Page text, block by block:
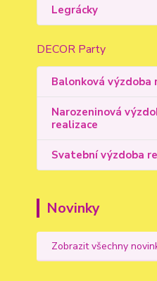
Legrácky
DECOR Party
Balonková výzdoba
Narozeninová
realizace
Svatební výzdoba
Novinky
Zobrazit všechny